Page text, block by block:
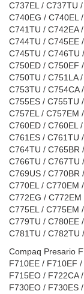
C737EL / C737TU
C740EG / C740EL
C741TU / C742EA
C744TU / C745EE
C745TU / C746TU
C750ED / C750EF
C750TU / C751LA
C753TU / C754CA
C755ES / C755TU
C757EL / C757EM
C760ED / C760EL
C761ES / C761TU
C764TU / C765BR
C766TU / C767TU
C769US / C770BR
C770EL / C770EM
C772EG /
C775EL / C775EM
C779TU / C780EE
C781TU / C782TU
Compaq Presario
F710EE / F710EF
F715EO / F722CA
F730EO / F730ES